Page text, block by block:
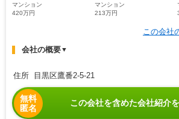
マンション
420万円
マンション
213万円
この会社
会社の概要▼
住所 目黒区鷹番2-5-21
無料
匿名
この会社を含めた会社紹介